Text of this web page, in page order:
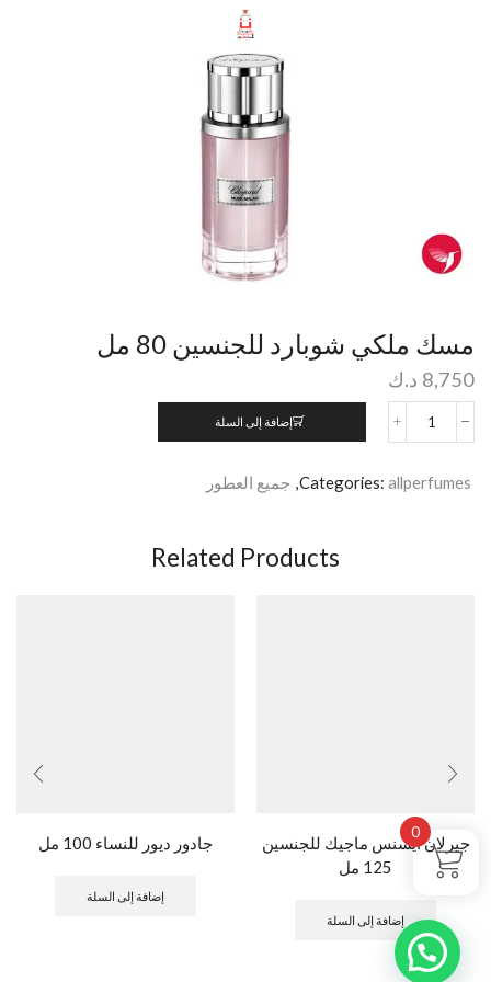
مسك ملكي شوبارد للجنسين 80 مل
8,750 د.ك
إضافة إلى السلة
Categories: allperfumes
, جميع العطور
Related Products
جيرلان ايسنس ماجيك للجنسين
125 مل
إضافة إلى السلة
جادور ديور للنساء 100 مل
إضافة إلى السلة
0